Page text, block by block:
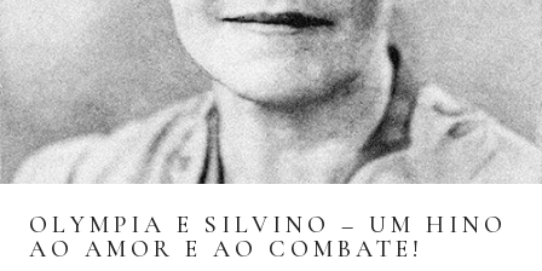
OLYMPIA E SILVINO – UM HINO
AO AMOR E AO COMBATE!